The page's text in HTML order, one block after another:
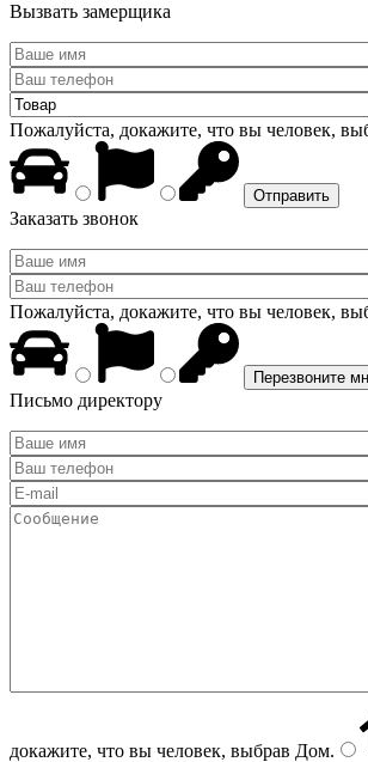
Вызвать замерщика
Пожалуйста, докажите, что вы человек,
Заказать звонок
Пожалуйста, докажите, что вы человек,
Письмо директору
докажите, что вы человек, выбрав Дом.